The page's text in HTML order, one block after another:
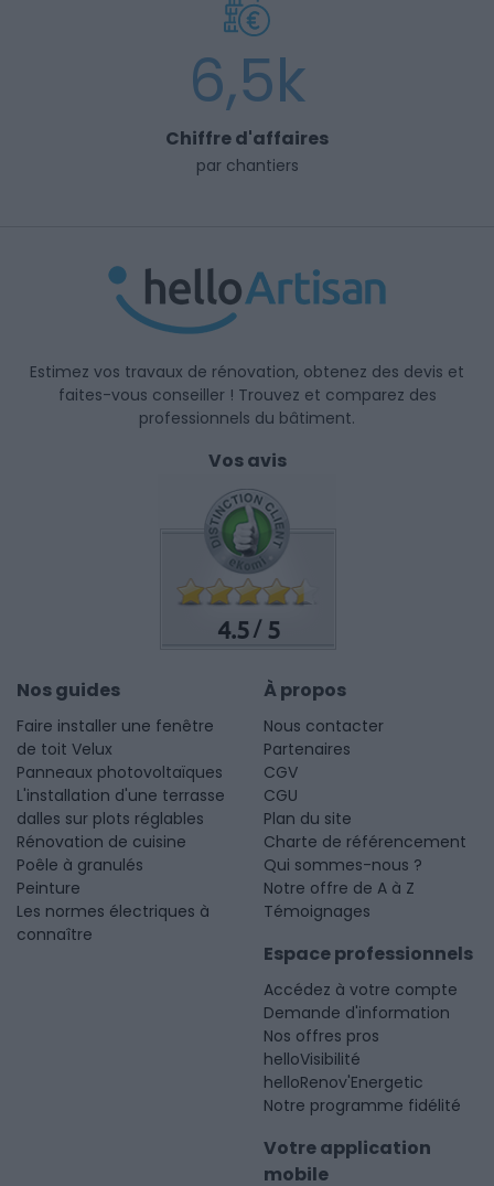
6,5k
Chiffre d'affaires
par chantiers
Estimez vos travaux de rénovation, obtenez des devis et
faites-vous conseiller ! Trouvez et comparez des
professionnels du bâtiment.
Vos avis
4.5 /5
Nos guides
Faire installer une fenêtre
de toit Velux
Panneaux photovoltaïques
L'installation d'une terrasse
dalles sur plots réglables
Rénovation de cuisine
Poêle à granulés
Peinture
Les normes électriques à
connaître
À propos
Nous contacter
Partenaires
CGV
CGU
Plan du site
Charte de référencement
Qui sommes-nous ?
Notre offre de A à Z
Témoignages
Espace professionnels
Accédez à votre compte
Demande d'information
Nos offres pros
helloVisibilité
helloRenov'Energetic
Notre programme fidélité
Votre application
mobile